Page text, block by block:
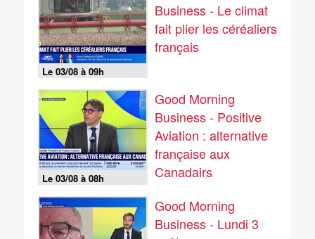
Le 03/08 à 09h
Business - Le climat
fait plier les céréaliers
français
Le 03/08 à 08h
Good Morning
Business - Positive
Aviation : alternative
française aux
Canadairs
Good Morning
Business - Lundi 3